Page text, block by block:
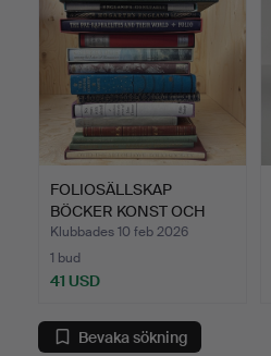
FOLIOSÄLLSKAP
BÖCKER KONST OCH
LITTERATUR.
Klubbades 10 feb 2026
1 bud
41 USD
Bevaka sökning